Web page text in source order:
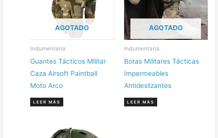
AGOTADO
Indumentaria
Guantes Tácticos Militar
Caza Airsoft Paintball
Moto Arco
LEER MÁS
AGOTADO
Indumentaria
Botas Militares Tácticas
Impermeables
Antideslizantes
LEER MÁS